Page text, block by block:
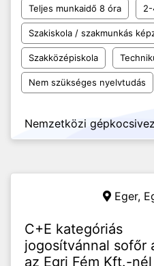
Teljes munkaidő 8 óra 2-
Szakiskola / szakmunkás
Szakközépiskola
Nem szükséges nyelvtudás
Nemzetközi
Eger,
C+E kategóriás
jogosítvánnal sofőr
az Egri Fém Kft.-nél